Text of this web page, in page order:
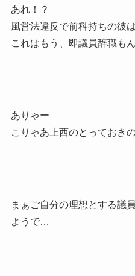
あれ！？
風営法違反で前科持ちの彼
これはもう、即議員辞職もん
ありゃー
こりゃあ上西のとっておき
まぁご自分の理想とする議
ようで…